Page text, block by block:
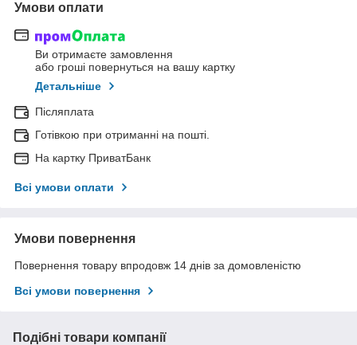
Умови оплати
Ви отримаєте замовлення
або гроші повернуться на вашу картку
Детальніше
Післяплата
Готівкою при отриманні на пошті.
На картку ПриватБанк
Всі умови оплати
Умови повернення
Повернення товару впродовж 14 днів за домовленістю
Всі умови повернення
Подібні товари компанії